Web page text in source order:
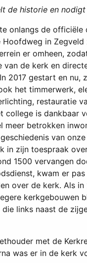
historie en
onlangs de
in
er omheen,
de kerk en
2017 gestart en
het timmerwerk,
restauratie
is dankbaar
meer betrokken
van onze
zijn toespraak
1500 vervangen
kwam er
over de kerk. Als
kerkgebouwen
links naast de
met de
was er in de